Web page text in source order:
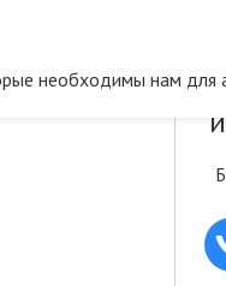
необходимы нам для